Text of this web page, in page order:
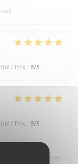
/ Prix : 5/5
/ Prix : 5/5
dans un cadre cosy